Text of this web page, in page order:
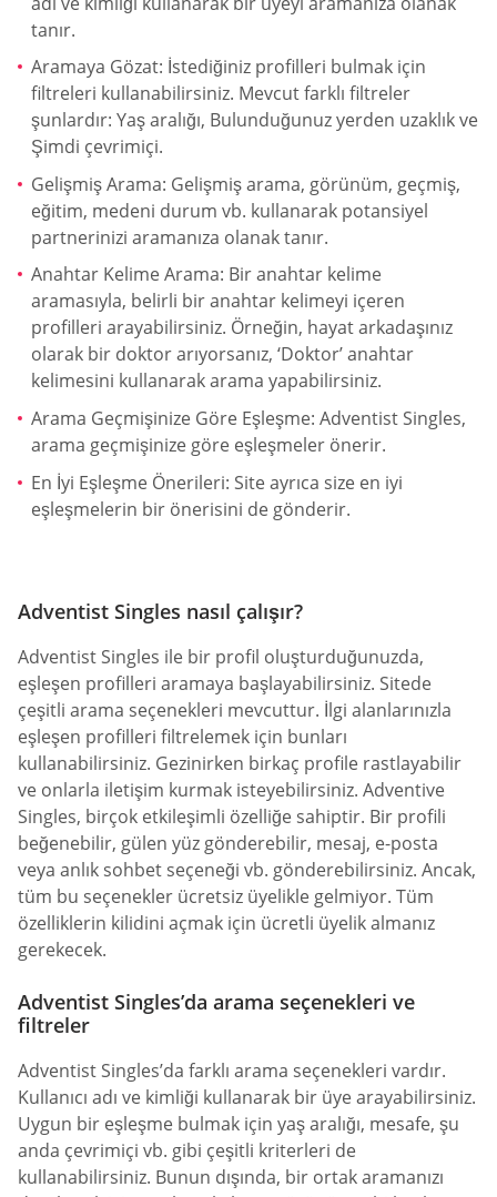
tanır.
Aramaya Gözat: İstediğiniz profilleri bulmak için
filtreleri kullanabilirsiniz. Mevcut farklı filtreler
şunlardır: Yaş aralığı, Bulunduğunuz yerden uzaklık ve
Şimdi çevrimiçi.
Gelişmiş Arama: Gelişmiş arama, görünüm, geçmiş,
eğitim, medeni durum vb. kullanarak potansiyel
partnerinizi aramanıza olanak tanır.
Anahtar Kelime Arama: Bir anahtar kelime
aramasıyla, belirli bir anahtar kelimeyi içeren
profilleri arayabilirsiniz. Örneğin, hayat arkadaşınız
olarak bir doktor arıyorsanız, ‘Doktor’ anahtar
kelimesini kullanarak arama yapabilirsiniz.
Arama Geçmişinize Göre Eşleşme: Adventist Singles,
arama geçmişinize göre eşleşmeler önerir.
En İyi Eşleşme Önerileri: Site ayrıca size en iyi
eşleşmelerin bir önerisini de gönderir.
Adventist Singles nasıl çalışır?
Adventist Singles ile bir profil oluşturduğunuzda,
eşleşen profilleri aramaya başlayabilirsiniz. Sitede
çeşitli arama seçenekleri mevcuttur. İlgi alanlarınızla
eşleşen profilleri filtrelemek için bunları
kullanabilirsiniz. Gezinirken birkaç profile rastlayabilir
ve onlarla iletişim kurmak isteyebilirsiniz. Adventive
Singles, birçok etkileşimli özelliğe sahiptir. Bir profili
beğenebilir, gülen yüz gönderebilir, mesaj, e-posta
veya anlık sohbet seçeneği vb. gönderebilirsiniz. Ancak,
tüm bu seçenekler ücretsiz üyelikle gelmiyor. Tüm
özelliklerin kilidini açmak için ücretli üyelik almanız
gerekecek.
Adventist Singles’da arama seçenekleri ve
filtreler
Adventist Singles’da farklı arama seçenekleri vardır.
Kullanıcı adı ve kimliği kullanarak bir üye arayabilirsiniz.
Uygun bir eşleşme bulmak için yaş aralığı, mesafe, şu
anda çevrimiçi vb. gibi çeşitli kriterleri de
kullanabilirsiniz. Bunun dışında, bir ortak aramanızı